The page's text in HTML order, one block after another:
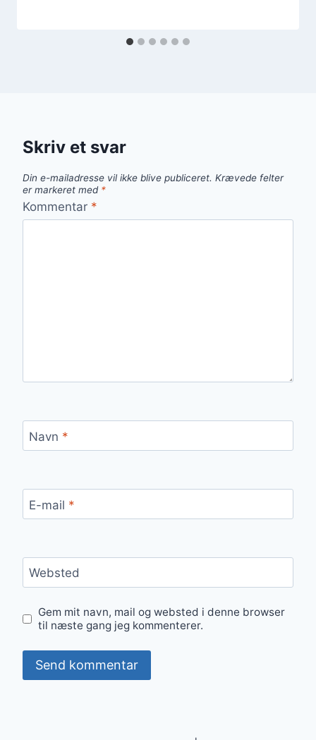
Skriv et svar
Din e-mailadresse vil ikke blive publiceret. Krævede felter
er markeret med *
Kommentar *
Navn *
E-mail *
Websted
Gem mit navn, mail og websted i denne browser
til næste gang jeg kommenterer.